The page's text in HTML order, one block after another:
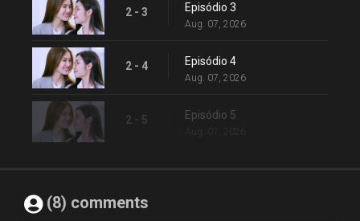
2 - 3 Episódio 3
Aug. 07, 2026
2 - 4 Episódio 4
Aug. 07, 2026
2 - 5 Episódio 5
(8) comments